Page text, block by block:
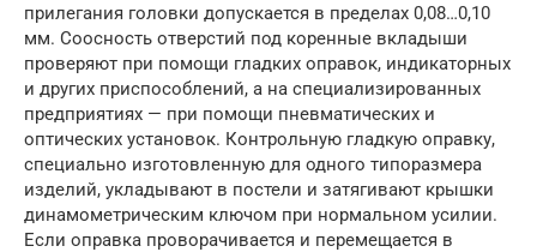
прилегания головки допускается в пределах 0,08…0,10
мм. Соосность отверстий под коренные вкладыши
проверяют при помощи гладких оправок, индикаторных
и других приспособлений, а на специализированных
предприятиях — при помощи пневматических и
оптических установок. Контрольную гладкую оправку,
специально изготовленную для одного типоразмера
изделий, укладывают в постели и затягивают крышки
динамометрическим ключом при нормальном усилии.
Если оправка проворачивается и перемещается в